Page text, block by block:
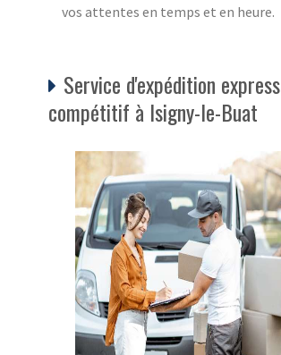
vos attentes en temps et en heure.
Service d'expédition express
compétitif à Isigny-le-Buat